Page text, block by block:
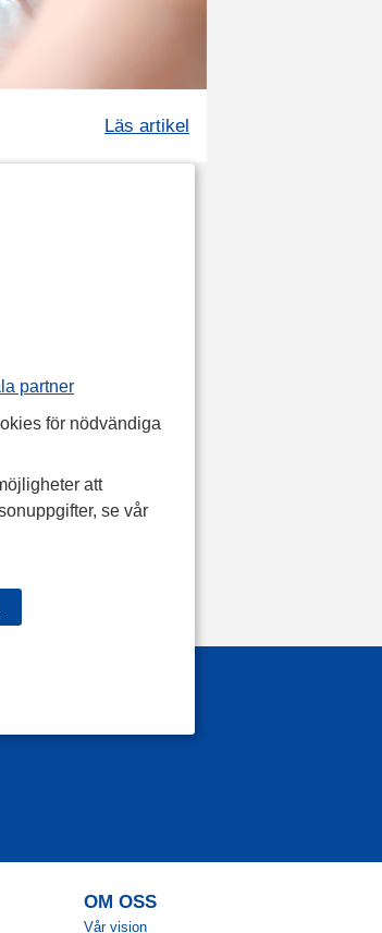
partner
för nödvändiga
att
se vår
Läs artikel
OM OSS
Vår vision